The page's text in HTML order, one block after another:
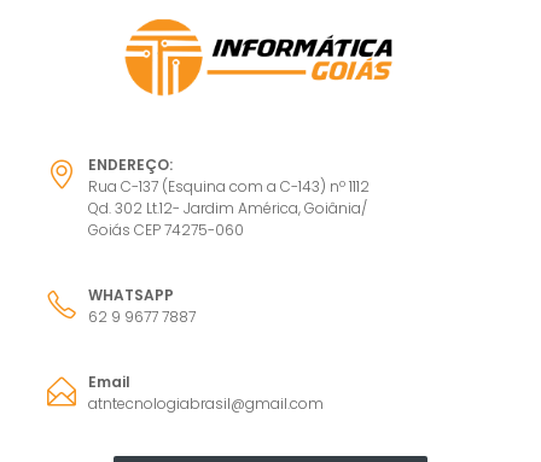
ENDEREÇO:
Rua C-137 (Esquina com a C-143) nº 1112
Qd. 302 Lt.12- Jardim América, Goiânia/
Goiás CEP 74275-060
WHATSAPP
62 9 9677 7887
Email
atntecnologiabrasil@gmail.com